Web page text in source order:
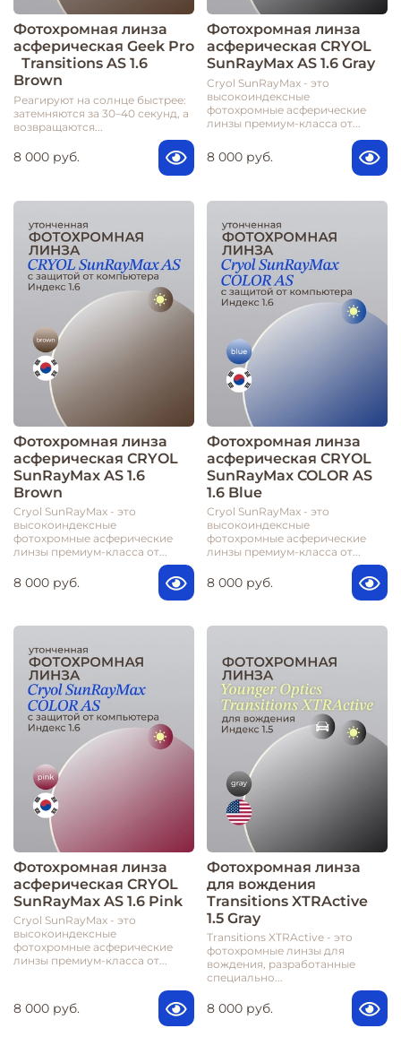
Фотохромная линза
асферическая Geek Pro
Transitions AS 1.6
Brown
Реагируют на солнце быстрее:
затемняются за 30–40 секунд, а
возвращаются...
8 000 руб.
Фотохромная линза
асферическая CRYOL
SunRayMax AS 1.6 Gray
Cryol SunRayMax - это
высокоиндексные
фотохромные асферические
линзы премиум-класса от...
8 000 руб.
Фотохромная линза
асферическая CRYOL
SunRayMax AS 1.6
Brown
Cryol SunRayMax - это
высокоиндексные
фотохромные асферические
линзы премиум-класса от...
8 000 руб.
Фотохромная линза
асферическая CRYOL
SunRayMax COLOR AS
1.6 Blue
Cryol SunRayMax - это
высокоиндексные
фотохромные асферические
линзы премиум-класса от...
8 000 руб.
Фотохромная линза
асферическая CRYOL
SunRayMax AS 1.6 Pink
Cryol SunRayMax - это
высокоиндексные
фотохромные асферические
линзы премиум-класса от...
8 000 руб.
Фотохромная линза
для вождения
Transitions XTRActive
1.5 Gray
Transitions XTRActive - это
фотохромные линзы для
вождения, разработанные
специально...
8 000 руб.